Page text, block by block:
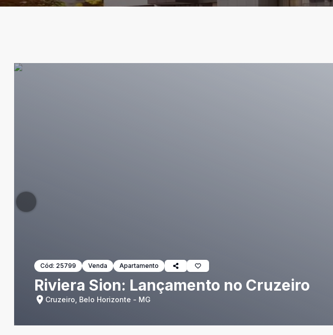
Cód: 25799 Venda Apartamento
Riviera Sion: Lançamento no Cruzeiro
Cruzeiro, Belo Horizonte - MG